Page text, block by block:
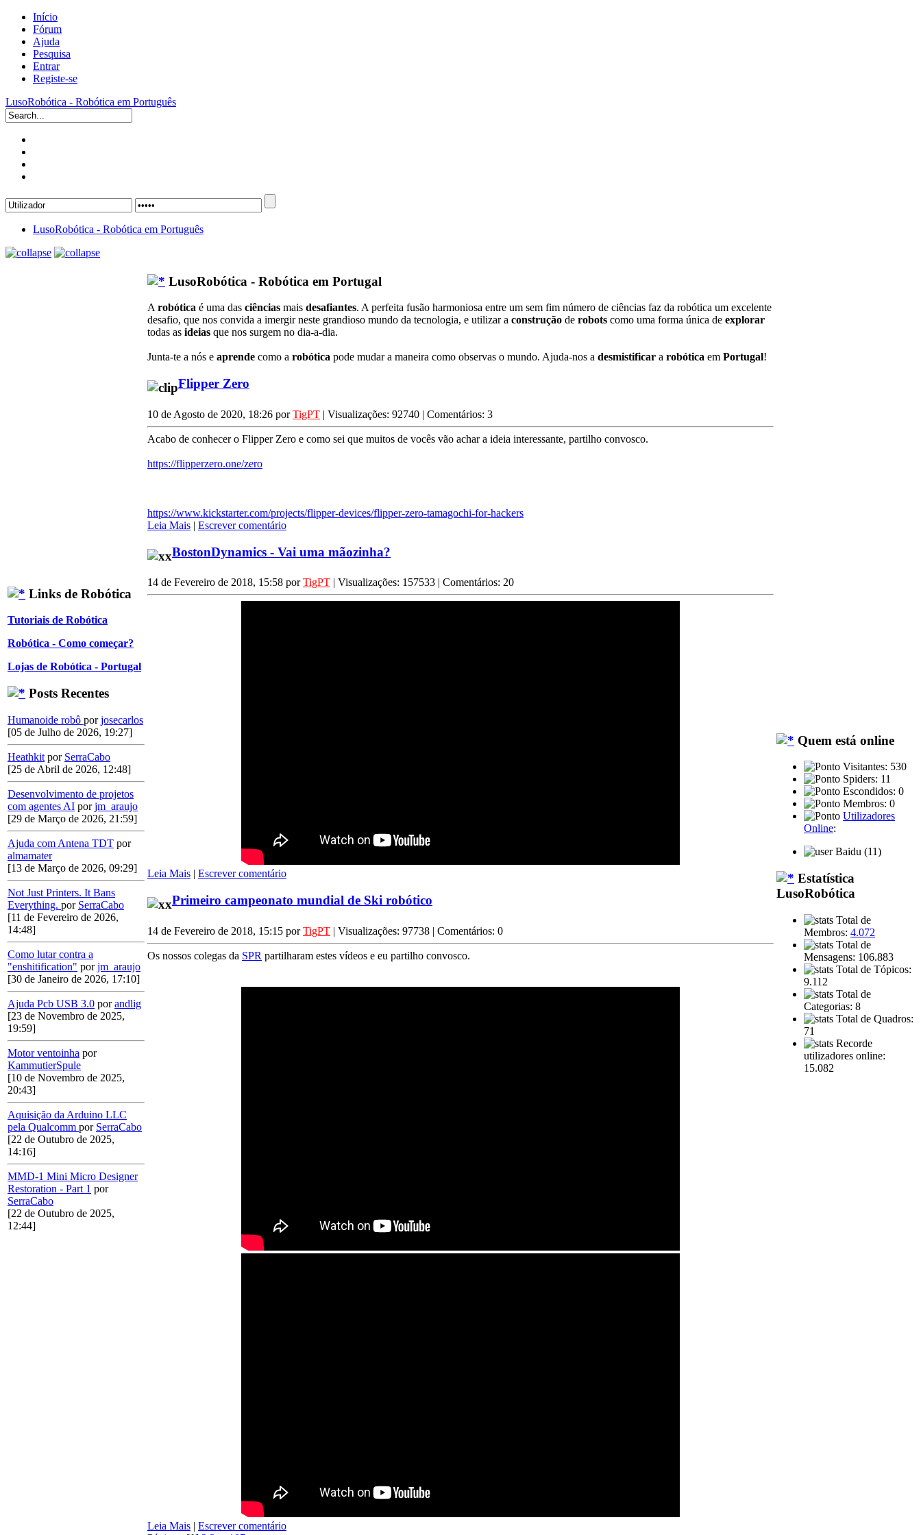
Início
Fórum
Ajuda
Pesquisa
Entrar
Registe-se
LusoRobótica - Robótica em Português
LusoRobótica - Robótica em Português
Links de Robótica
Tutoriais de Robótica
Robótica - Como começar?
Lojas de Robótica - Portugal
Posts Recentes
Humanoide robô porjosecarlos
[05 de Julho de 2026, 19:27]
Heathkit por SerraCabo
[25 de Abril de 2026, 12:48]
Desenvolvimento de projetos
com agentes AI porjm_araujo
[29 de Março de 2026, 21:59]
Ajuda com Antena TDT por
almamater
[13 de Março de 2026, 09:29]
Not Just Printers. It Bans
Everything. por SerraCabo
[11 de Fevereiro de 2026,
14:48]
Como lutar contra a
"enshitification" porjm_araujo
[30 de Janeiro de 2026, 17:10]
Ajuda Pcb USB 3.0 porandlig
[23 de Novembro de 2025,
19:59]
Motor ventoinha por
KammutierSpule
[10 de Novembro de 2025,
20:43]
Aquisição da Arduino LLC
pela Qualcomm por SerraCabo
[22 de Outubro de 2025,
14:16]
MMD-1 Mini Micro Designer
Restoration - Part 1 por
SerraCabo
[22 de Outubro de 2025,
12:44]
LusoRobótica - Robótica em Portugal
Arobótica é uma das ciências mais desafiantes. A perfeita fusão harmoniosa entre um sem fim número de ciências faz da robótica um excelente
desafio, que nos convida a imergir neste grandioso mundo da tecnologia, e utilizar a construção de robots como uma forma única de explorar
todas as ideias que nos surgem no dia-a-dia.
Junta-te a nós e aprende como a robótica pode mudar a maneira como observas o mundo. Ajuda-nos a desmistificar a robótica em Portugal!
Flipper Zero
10 de Agosto de 2020, 18:26 porTigPT | Visualizações: 92740 | Comentários: 3
Acabo de conhecer o Flipper Zero e como sei que muitos de vocês vão achar a ideia interessante, partilho convosco.
https://flipperzero.one/zero
https://www.kickstarter.com/projects/flipper-devices/flipper-zero-tamagochi-for-hackers
Leia Mais | Escrever comentário
BostonDynamics - Vai uma mãozinha?
14 de Fevereiro de 2018, 15:58 porTigPT | Visualizações: 157533 | Comentários: 20
Leia Mais | Escrever comentário
Primeiro campeonato mundial de Ski robótico
14 de Fevereiro de 2018, 15:15 porTigPT | Visualizações: 97738 | Comentários: 0
Os nossos colegas da SPR partilharam estes vídeos e eu partilho convosco.
Leia Mais | Escrever comentário
Quem está online
Visitantes: 530
Spiders: 11
Escondidos: 0
Membros: 0
Utilizadores
Online:
Baidu (11)
Estatística
LusoRobótica
Total de
Membros: 4.072
Total de
Mensagens: 106.883
Total de Tópicos:
9.112
Total de
Categorias: 8
Total de Quadros:
71
Recorde
utilizadores online:
15.082